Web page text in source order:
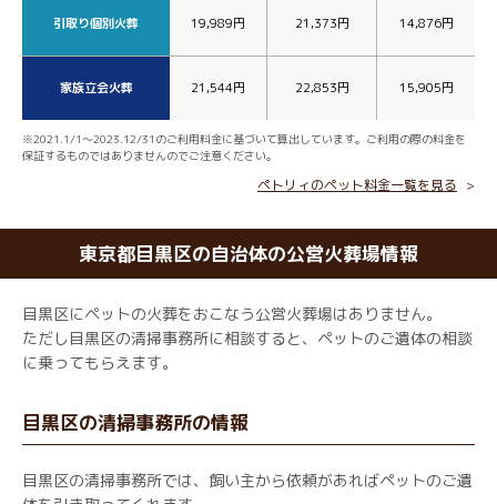
引取り個別火葬 19,989円 21,373円 14,876円
家族立会火葬 21,544円 22,853円 15,905円
※2021.1/1～2023.12/31のご利用料金に基づいて算出しています。ご利用の際の料金を
保証するものではありませんのでご注意ください。
ペトリィのペット料金一覧を見る
東京都目黒区の自治体の公営火葬場情報
目黒区にペットの火葬をおこなう公営火葬場はありません。
ただし目黒区の清掃事務所に相談すると、ペットのご遺体の相談
に乗ってもらえます。
目黒区の清掃事務所の情報
目黒区の清掃事務所では、飼い主から依頼があればペットのご遺